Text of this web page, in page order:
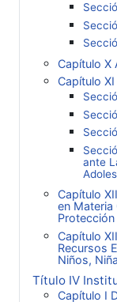
Capítulo X
Capítulo
ante
Capítulo
en
Protección
Capítulo
Recursos
Niños,
Título IV
Capítulo I